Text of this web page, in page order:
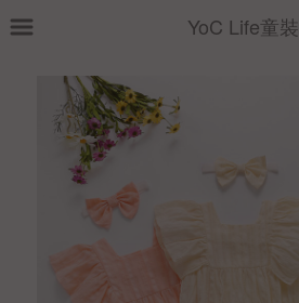
YoC Life童裝